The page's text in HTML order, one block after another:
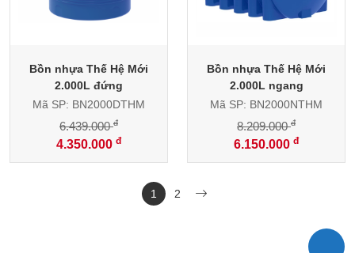
Bồn nhựa Thế Hệ Mới
2.000L đứng
Mã SP: BN2000DTHM
4.350.000 đ
6.439.000đ
Bồn nhựa Thế Hệ Mới
2.000L ngang
Mã SP: BN2000NTHM
6.150.000 đ
8.209.000đ
1 2